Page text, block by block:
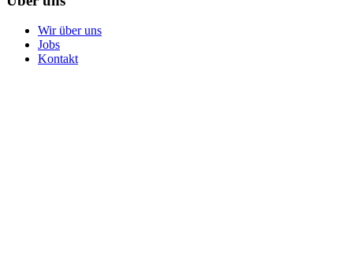
Wir über uns
Jobs
Kontakt